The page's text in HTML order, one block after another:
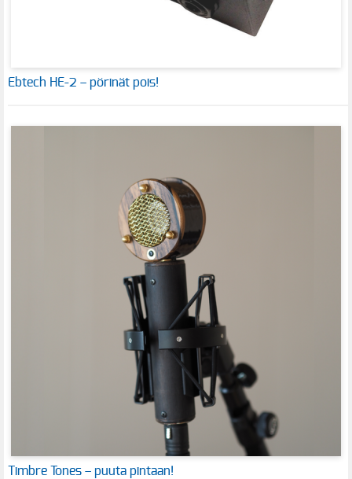
Ebtech HE-2 – pörinät pois!
Timbre Tones – puuta pintaan!